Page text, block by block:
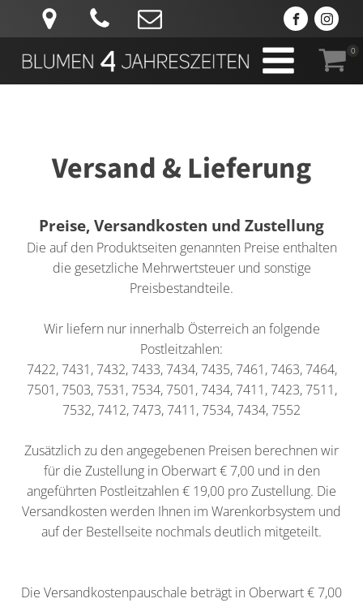
0
Versand & Lieferung
Preise, Versandkosten und Zustellung
Die auf den Produktseiten genannten Preise enthalten
die gesetzliche Mehrwertsteuer und sonstige
Preisbestandteile.
Wir liefern nur innerhalb Österreich an folgende
Postleitzahlen:
7422, 7431, 7432, 7433, 7434, 7435, 7461, 7463, 7464,
7501, 7503, 7531, 7534, 7501, 7434, 7411, 7423, 7511,
7532, 7412, 7473, 7411, 7534, 7434, 7552
Zusätzlich zu den angegebenen Preisen berechnen wir
für die Zustellung in Oberwart € 7,00 und in den
angeführten Postleitzahlen € 19,00 pro Zustellung. Die
Versandkosten werden Ihnen im Warenkorbsystem und
auf der Bestellseite nochmals deutlich mitgeteilt.
Die Versandkostenpauschale beträgt in Oberwart € 7,00